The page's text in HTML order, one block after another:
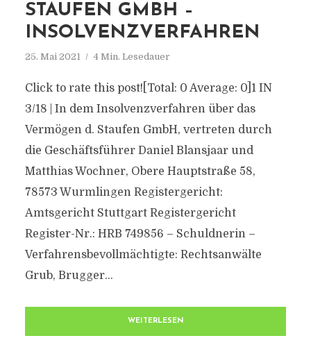
STAUFEN GMBH –
INSOLVENZVERFAHREN
25. Mai 2021 4 Min. Lesedauer
Click to rate this post![Total: 0 Average: 0]1 IN
3/18 | In dem Insolvenzverfahren über das
Vermögen d. Staufen GmbH, vertreten durch
die Geschäftsführer Daniel Blansjaar und
Matthias Wochner, Obere Hauptstraße 58,
78573 Wurmlingen Registergericht:
Amtsgericht Stuttgart Registergericht
Register-Nr.: HRB 749856 – Schuldnerin –
Verfahrensbevollmächtigte: Rechtsanwälte
Grub, Brugger...
WEITERLESEN